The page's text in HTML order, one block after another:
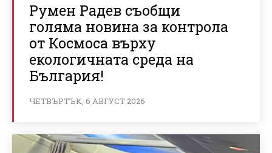
Румен Радев съобщи
голяма новина за контрола
от Космоса върху
екологичната среда на
България!
ЧЕТВЪРТЪК, 6 АВГУСТ 2026